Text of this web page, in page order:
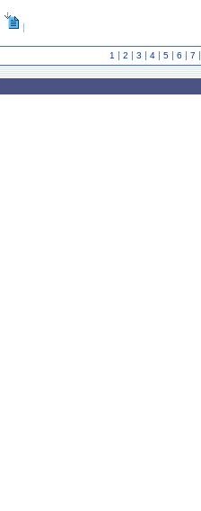
|
1 | 2 | 3 | 4 | 5 | 6 | 7